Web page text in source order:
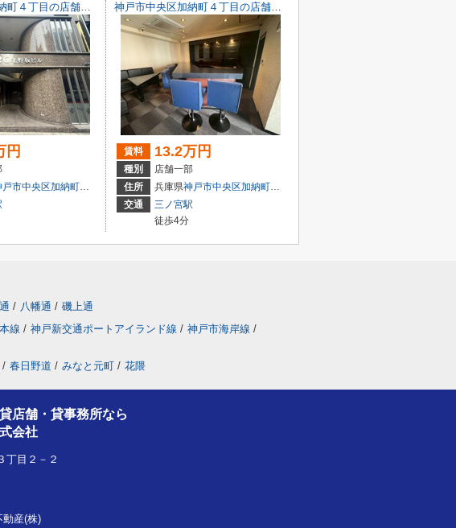
神戸市中央区加納町４丁目の店舗一部
円
戸市中央区加納町４丁目7-8
神戸市中央区加納町４丁目の店舗一部
賃料 13.2万円
種別
店舗一部
住所
兵庫県神戸市中央区加納町４丁目9-29
交通
三ノ宮駅
徒歩4分
/ 八幡通 / 磯上通
線 / 神戸新交通ポートアイランド線 / 神戸市海岸線 /
/ 春日野道 / みなと元町 / 花隈
店舗・貸事務所なら
会社
丁目２－２
動産(株)